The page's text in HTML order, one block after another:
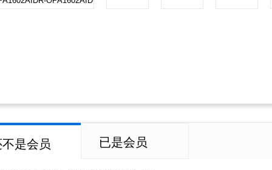
是会员 已是会员